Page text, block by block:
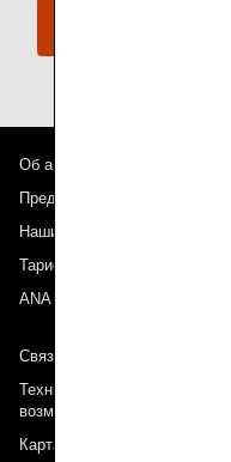
Об авиакомпании ANA
Предложения и объявления
Наши направления
Тариф ANA Experience
ANA Mileage Club
Связь с ANA
Техническая поддержка
возможностями)
Карта сайта